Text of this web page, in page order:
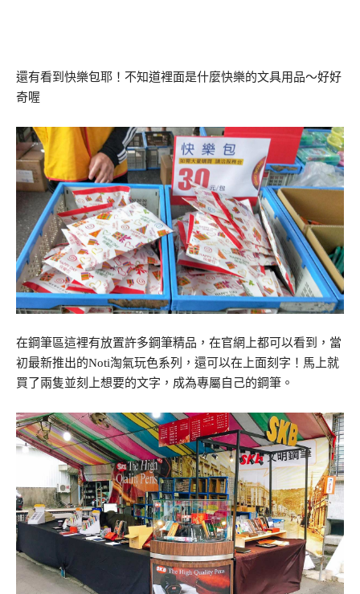
還有看到快樂包耶！不知道裡面是什麼快樂的文具用品～好好
奇喔
在鋼筆區這裡有放置許多鋼筆精品，在官網上都可以看到，當
初最新推出的Noti淘氣玩色系列，還可以在上面刻字！馬上就
買了兩隻並刻上想要的文字，成為專屬自己的鋼筆。